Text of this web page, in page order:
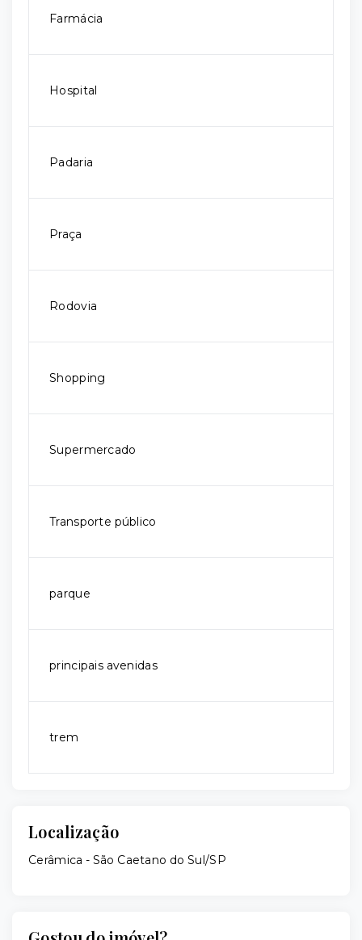
Farmácia
Hospital
Padaria
Praça
Rodovia
Shopping
Supermercado
Transporte público
parque
principais avenidas
trem
Localização
Cerâmica - São Caetano do Sul/SP